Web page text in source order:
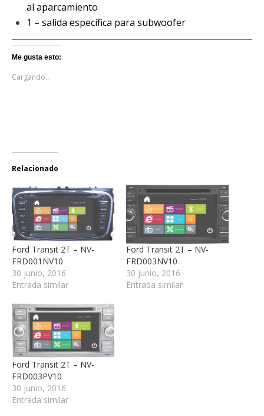
al aparcamiento
1 – salida específica para subwoofer
Me gusta esto:
Cargando...
Relacionado
Ford Transit 2T – NV-
FRD001NV10
30 junio, 2016
Entrada similar
Ford Transit 2T – NV-
FRD003NV10
30 junio, 2016
Entrada similar
Ford Transit 2T – NV-
FRD003PV10
30 junio, 2016
Entrada similar